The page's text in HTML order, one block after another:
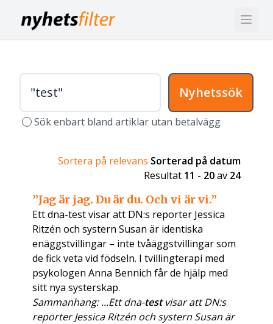
Nyhetssök
Sök enbart bland artiklar utan betalvägg
Sortera på relevans Sorterad på datum
Resultat 11 - 20av 24
”Jag är jag. Du är du. Och vi är vi.”
Ett dna-test visar att DN:s reporter Jessica
Ritzén och systern Susan är identiska
enäggstvillingar – inte tvåäggstvillingar som
de fick veta vid födseln. I tvillingterapi med
psykologen Anna Bennich får de hjälp med
sitt nya systerskap.
Sammanhang: ...Ett dna-testvisar att DN:s
reporter Jessica Ritzén och systern Susan är